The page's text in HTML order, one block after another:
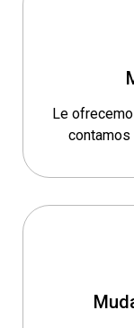
Le
contamos